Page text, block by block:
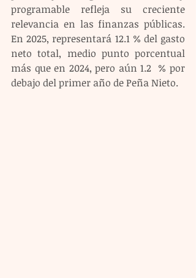
programable refleja su creciente
relevancia en las finanzas públicas.
En 2025, representará 12.1 % del gasto
neto total, medio punto porcentual
más que en 2024, pero aún 1.2  % por
debajo del primer año de Peña Nieto.